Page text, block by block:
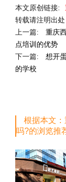
本文原创链接:
转载请注明出处
上一篇:
重庆
点培训的优势
下一篇:
想开
的学校
根据本文
吗?的浏览推